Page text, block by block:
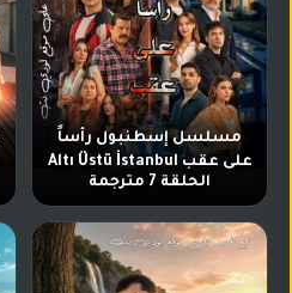
مسلسل إسطنبول رأساً
على عقب Altı Üstü İstanbul
الحلقة 7 مترجمة